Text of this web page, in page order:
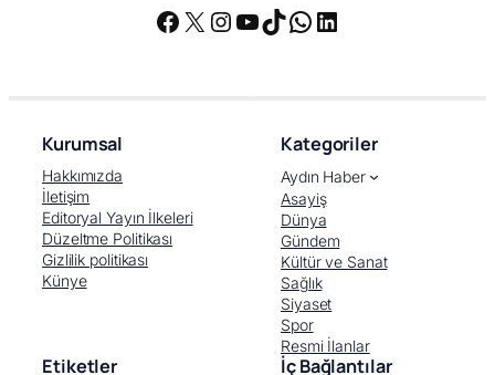
Facebook
X Instagram
YouTube
TikTok
WhatsApp
LinkedIn
Kurumsal
Hakkımızda
İletişim
Editoryal Yayın İlkeleri
Düzeltme Politikası
Gizlilik politikası
Künye
Kategoriler
Aydın Haber
Asayiş
Dünya
Gündem
Kültür ve Sanat
Sağlık
Siyaset
Spor
Resmi İlanlar
Etiketler İç Bağlantılar